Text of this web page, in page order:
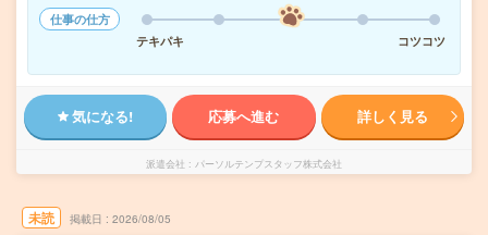
仕事の仕方
テキパキ
コツコツ
気になる! 応募へ進む 詳しく見る
派遣会社 パーソルテンプスタッフ株式会社
未読 掲載日 2026/08/05